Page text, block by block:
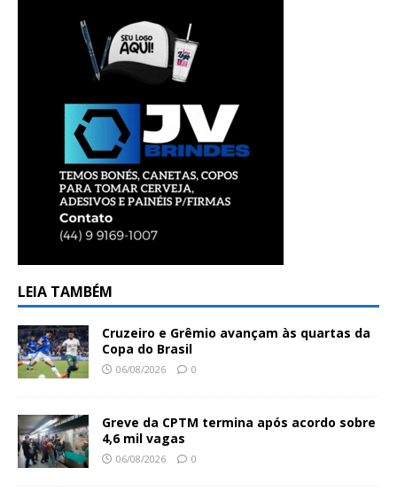
LEIA TAMBÉM
Cruzeiro e Grêmio avançam às quartas da
Copa do Brasil
06/08/2026 0
Greve da CPTM termina após acordo sobre
4,6 mil vagas
06/08/2026 0